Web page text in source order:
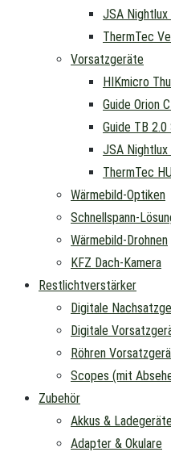
JSA
ThermTec
Vorsatzgeräte
HIKmicro
Guide Orion
Guide TB 2.0
JSA
ThermTec
Wärmebild-Optiken
Schnellspann-
Wärmebild-Drohnen
KFZ Dach-Kamera
Restlichtverstärker
Digitale
Digitale
Röhren
Scopes (mit
Zubehör
Akkus & Ladegeräte
Adapter & Okulare